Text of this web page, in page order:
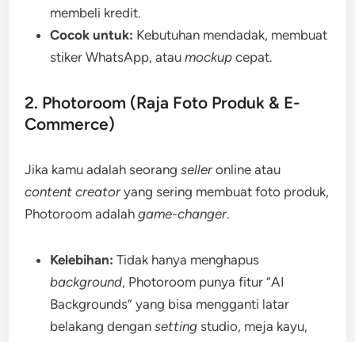
membeli kredit.
Cocok untuk: Kebutuhan mendadak, membuat
stiker WhatsApp, ataumockup cepat.
2. Photoroom (Raja Foto Produk & E-
Commerce)
Jika kamu adalah seorangseller online atau
content creator yang sering membuat foto produk,
Photoroom adalahgame-changer.
Kelebihan: Tidak hanya menghapus
background, Photoroom punya fitur “AI
Backgrounds” yang bisa mengganti latar
belakang dengansetting studio, meja kayu,